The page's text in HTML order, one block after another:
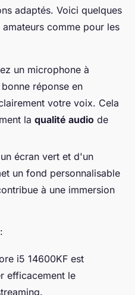
adaptés. Voici quelques
comme pour les
un microphone à
réponse en
votre voix. Cela
la qualité audio de
écran vert et d'un
un fond personnalisable
à une immersion
i5 14600KF est
efficacement le